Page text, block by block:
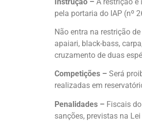
pela portaria do IAP (nº
Não entra na restrição
apaiari, black-bass,
cruzamento de duas
Competições – Será
realizadas em
Penalidades – Fiscais
sanções, previstas na